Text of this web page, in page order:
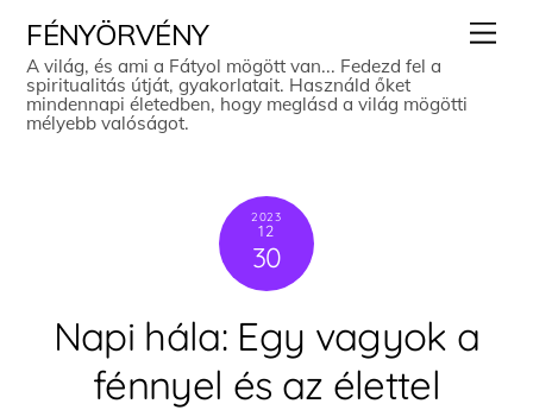
content
FÉNYÖRVÉNY
A világ, és ami a Fátyol mögött van... Fedezd fel a
spiritualitás útját, gyakorlatait. Használd őket
mindennapi életedben, hogy meglásd a világ mögötti
mélyebb valóságot.
2023
12
30
Napi hála: Egy vagyok a
fénnyel és az élettel